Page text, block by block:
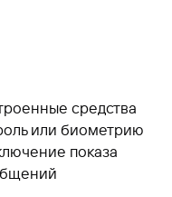
средства
или биометрию
показа